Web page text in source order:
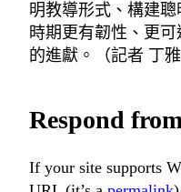
明教導形式、構建
時期更有韌性、更
的進獻。（記者 丁雅
Respond
If your site supports